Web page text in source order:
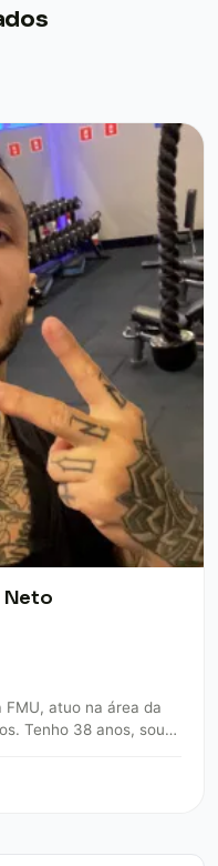
Neto
atuo na área da
Tenho 38 anos, sou